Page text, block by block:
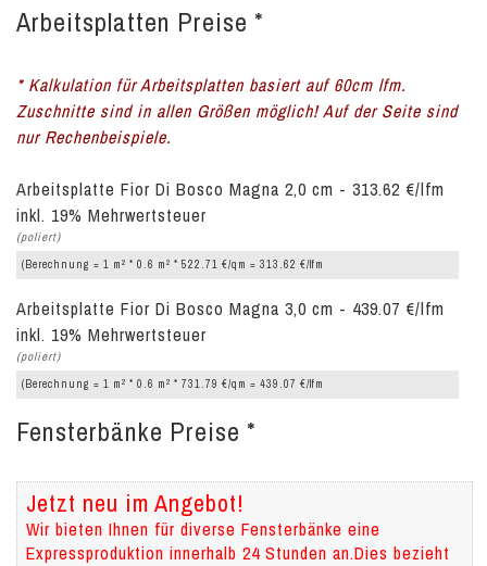
Arbeitsplatten Preise *
* Kalkulation für Arbeitsplatten basiert auf 60cm lfm.
Zuschnitte sind in allen Größen möglich! Auf der Seite sind
nur Rechenbeispiele.
Arbeitsplatte Fior Di Bosco Magna 2,0 cm - 313.62 €/lfm
inkl. 19% Mehrwertsteuer
(poliert)
(Berechnung = 1 m 2 * 0.6 m 2 * 522.71 €/qm = 313.62 €/lfm
Arbeitsplatte Fior Di Bosco Magna 3,0 cm - 439.07 €/lfm
inkl. 19% Mehrwertsteuer
(poliert)
(Berechnung = 1 m 2 * 0.6 m 2 * 731.79 €/qm = 439.07 €/lfm
Fensterbänke Preise *
Jetzt neu im Angebot!
Wir bieten Ihnen für diverse Fensterbänke eine
Expressproduktion innerhalb 24 Stunden an.Dies bezieht